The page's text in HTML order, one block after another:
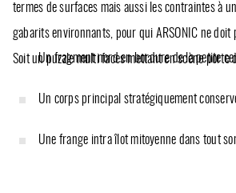
termes de surfaces mais aussi les contraintes à
gabarits environnants, pour qui ARSONIC ne doit
Soit un puzzle multi faces mettant en scène porte
Un fragment nord en bordure de la petite
Un corps principal stratégiquement
Une frange intra îlot mitoyenne dans tout